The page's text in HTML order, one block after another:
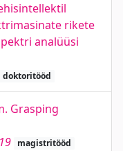
rikete
analüüsi
doktoritööd
Grasping
magistritööd